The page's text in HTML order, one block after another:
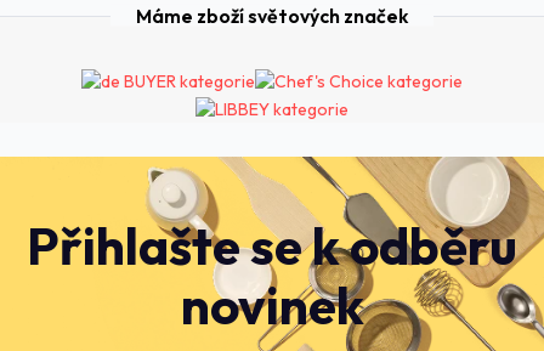
Přihlašte se k odběru
novinek
Máme zboží světových značek